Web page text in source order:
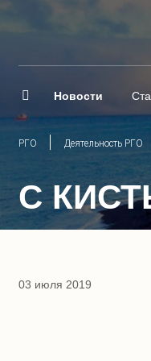
Новости
РГО Деятельность РГО
С
03 июля 2019